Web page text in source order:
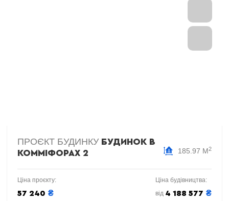
ПРОЄКТ БУДИНКУ БУДИНОК В
КОММІФОРАХ 2
185.97 М2
Ціна проєкту:
57 240 ₴
Ціна будівництва:
від 4 188 577 ₴